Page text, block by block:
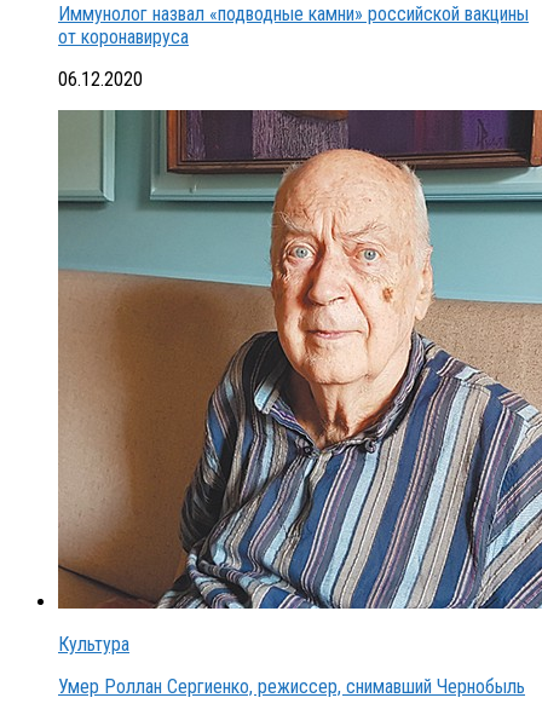
Иммунолог назвал «подводные камни» российской вакцины
от коронавируса
06.12.2020
Культура
Умер Роллан Сергиенко, режиссер, снимавший Чернобыль